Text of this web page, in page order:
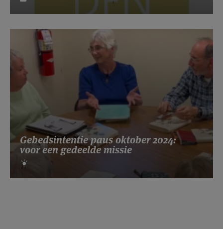
Gebedsintentie paus oktober 2024:
voor een gedeelde missie